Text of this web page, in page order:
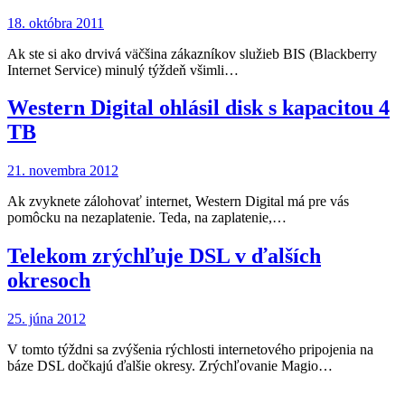
18. októbra 2011
Ak ste si ako drvivá väčšina zákazníkov služieb BIS (Blackberry
Internet Service) minulý týždeň všimli…
Western Digital ohlásil disk s kapacitou 4
TB
21. novembra 2012
Ak zvyknete zálohovať internet, Western Digital má pre vás
pomôcku na nezaplatenie. Teda, na zaplatenie,…
Telekom zrýchľuje DSL v ďalších
okresoch
25. júna 2012
V tomto týždni sa zvýšenia rýchlosti internetového pripojenia na
báze DSL dočkajú ďalšie okresy. Zrýchľovanie Magio…